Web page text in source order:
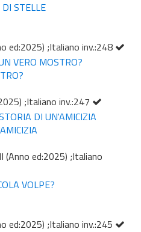
ed:2025) ;Italiano inv.:248
;Italiano inv.:247
(Anno ed:2025) ;Italiano
ed:2025) ;Italiano inv.:245